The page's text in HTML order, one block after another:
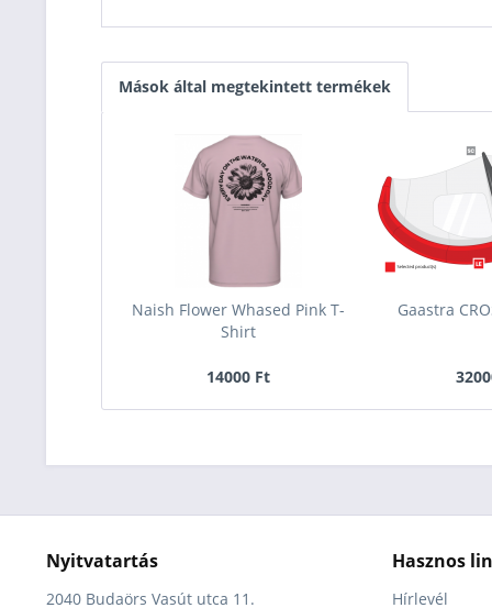
Mások által megtekintett termékek
Naish Flower Whased Pink T-
Shirt
14000 Ft
Gaastra
Nyitvatartás
2040 Budaörs Vasút utca 11.
Hasznos
Hírlevél